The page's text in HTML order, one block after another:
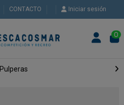
CONTACTO Iniciar sesión
0
Pulperas